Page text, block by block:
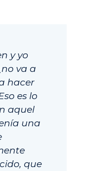
y yo
va a
hacer
es lo
aquel
una
que